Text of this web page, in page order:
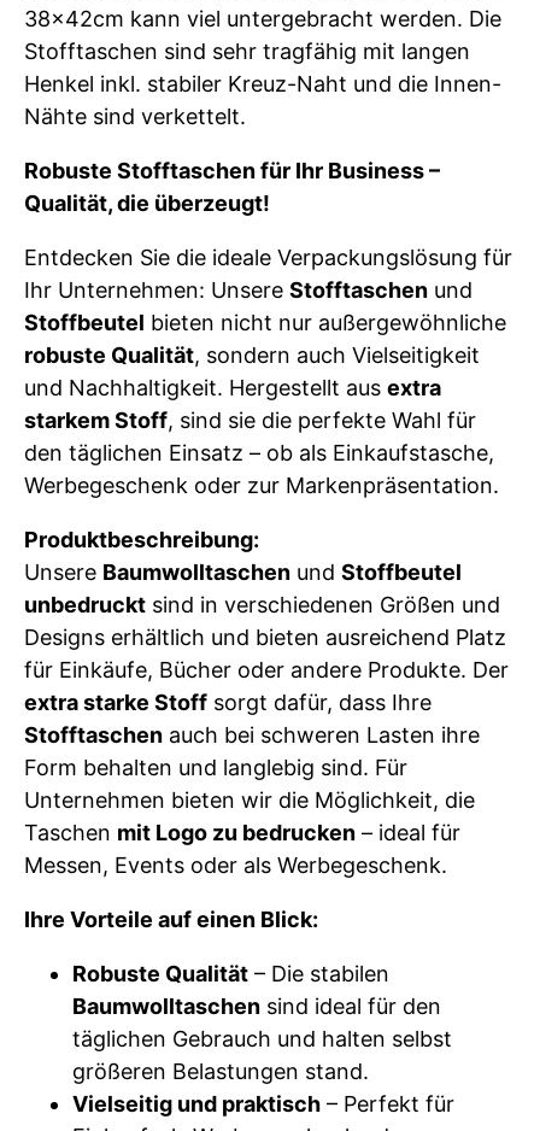
38x42cm kann viel untergebracht werden. Die
Stofftaschen sind sehr tragfähig mit langen
Henkel inkl. stabiler Kreuz-Naht und die Innen-
Nähte sind verkettelt.
Robuste Stofftaschen für Ihr Business –
Qualität, die überzeugt!
Entdecken Sie die ideale Verpackungslösung für
Ihr Unternehmen: Unsere Stofftaschen und
Stoffbeutel bieten nicht nur außergewöhnliche
robuste Qualität, sondern auch Vielseitigkeit
und Nachhaltigkeit. Hergestellt aus extra
starkem Stoff, sind sie die perfekte Wahl für
den täglichen Einsatz – ob als Einkaufstasche,
Werbegeschenk oder zur Markenpräsentation.
Produktbeschreibung:
Unsere Baumwolltaschen und Stoffbeutel
unbedruckt sind in verschiedenen Größen und
Designs erhältlich und bieten ausreichend Platz
für Einkäufe, Bücher oder andere Produkte. Der
extra starke Stoff sorgt dafür, dass Ihre
Stofftaschen auch bei schweren Lasten ihre
Form behalten und langlebig sind. Für
Unternehmen bieten wir die Möglichkeit, die
Taschen mit Logo zu bedrucken – ideal für
Messen, Events oder als Werbegeschenk.
Ihre Vorteile auf einen Blick:
Robuste Qualität – Die stabilen
Baumwolltaschen sind ideal für den
täglichen Gebrauch und halten selbst
größeren Belastungen stand.
Vielseitig und praktisch – Perfekt für